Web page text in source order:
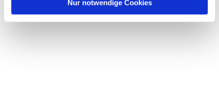
Nur notwendige Cookies